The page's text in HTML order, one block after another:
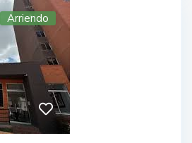
Arriendo